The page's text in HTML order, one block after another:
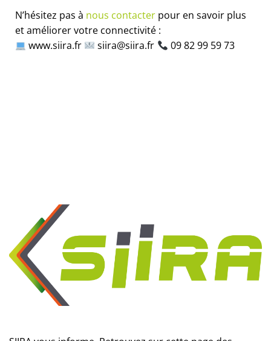
N’hésitez pas à nous contacter pour en savoir plus
et améliorer votre connectivité :
www.siira.fr
siira@siira.fr 09 82 99 59 73